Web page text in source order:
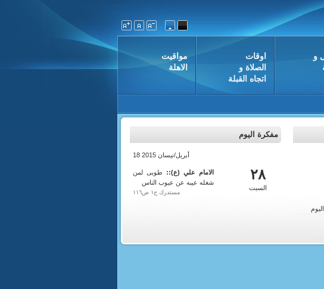
و
اوقات
الصلاة و
اتجاه القبلة
مواقيت
الاهلة
مفكرة اليوم
٢٨
السبت
18 أبريل/نيسان 2015
الامام علي (ع):: طوبى لمن
شغله عيبه عن عيوب الناس
مستدرك ج١ ص١١٦